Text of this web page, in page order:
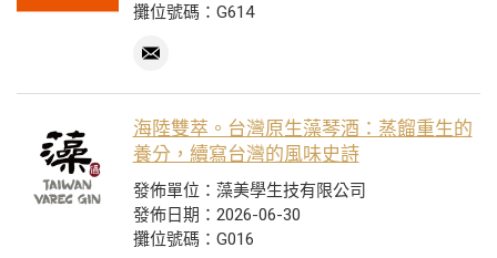
攤位號碼：G614
海陸雙萃。台灣原生藻琴酒：蒸餾重生的
養分，續寫台灣的風味史詩
發佈單位：藻美學生技有限公司
發佈日期：2026-06-30
攤位號碼：G016